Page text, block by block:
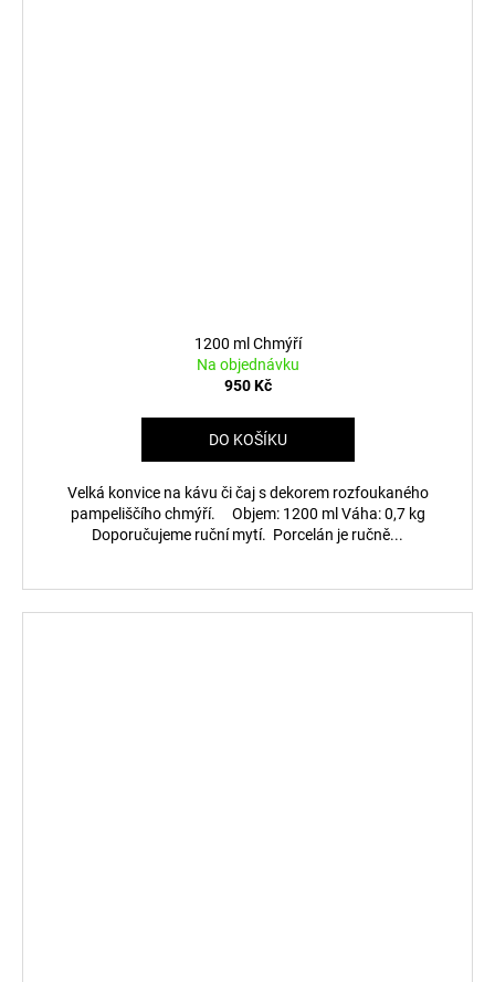
1200 ml Chmýří
Na objednávku
950 Kč
DO KOŠÍKU
Velká konvice na kávu či čaj s dekorem rozfoukaného
pampeliščího chmýří. Objem: 1200 ml Váha: 0,7 kg
Doporučujeme ruční mytí. Porcelán je ručně...